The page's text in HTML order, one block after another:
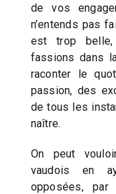
de vos
n’entends pas
est trop
fassions dans
raconter le
passion, des
de tous les
naître.
On peut
vaudois en
opposées, par